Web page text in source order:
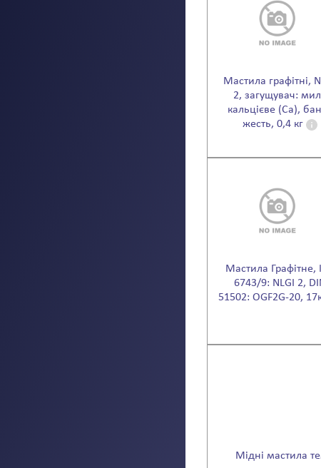
Мастила графітні,
2, загущувач:
кальцієве (Ca),
жесть, 0,4 кг
Мастила Графітне,
6743/9: NLGI 2,
51502: OGF2G-20,
Мідні мастила